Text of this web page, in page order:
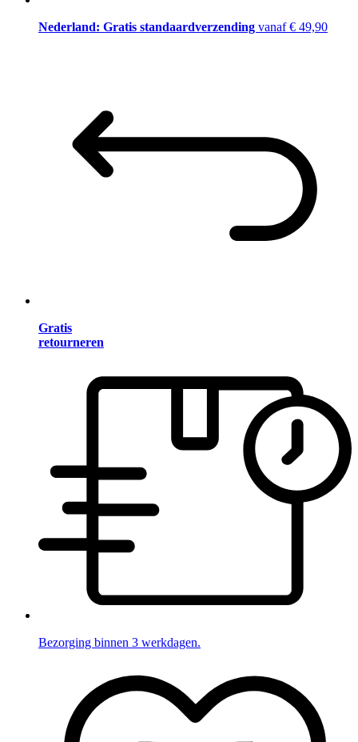
Nederland: Gratis standaardverzending vanaf € 49,90
Gratis
retourneren
Bezorging binnen 3 werkdagen.